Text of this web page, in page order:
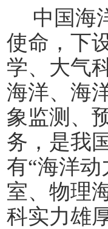
中国海
使命，下
学、大气
海洋、海
象监测、
务，是我
有“海洋
室、物理
科实力雄